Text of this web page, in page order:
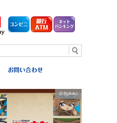
広告(Ads)